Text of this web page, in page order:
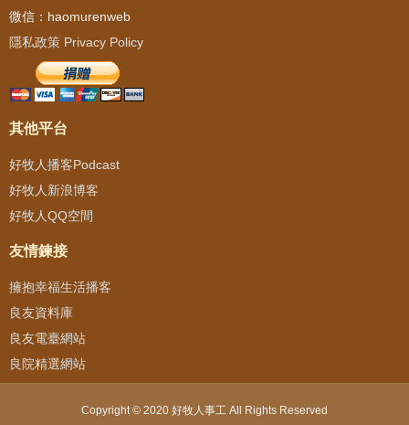
微信：haomurenweb
隱私政策 Privacy Policy
其他平台
好牧人播客Podcast
好牧人新浪博客
好牧人QQ空間
友情鍊接
擁抱幸福生活播客
良友資料庫
良友電臺網站
良院精選網站
Copyright © 2020 好牧人事工 All Rights Reserved